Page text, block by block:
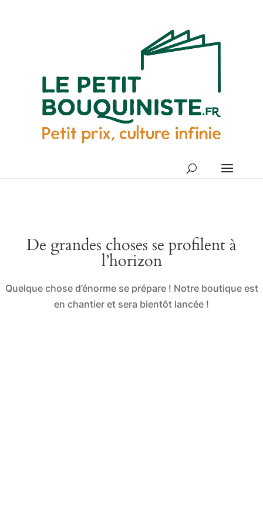
De grandes choses se profilent à
l’horizon
Quelque chose d’énorme se prépare ! Notre boutique est
en chantier et sera bientôt lancée !